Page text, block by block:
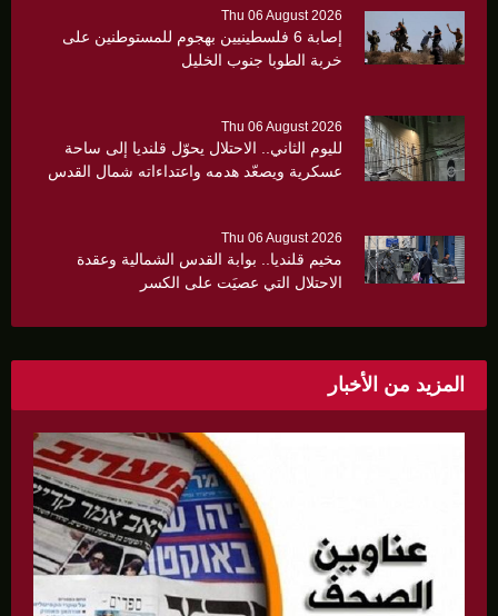
Thu 06 August 2026
إصابة 6 فلسطينيين بهجوم للمستوطنين على
خربة الطوبا جنوب الخليل
Thu 06 August 2026
لليوم الثاني.. الاحتلال يحوّل قلنديا إلى ساحة
عسكرية ويصعّد هدمه واعتداءاته شمال القدس
Thu 06 August 2026
مخيم قلنديا.. بوابة القدس الشمالية وعقدة
الاحتلال التي عصيَت على الكسر
المزيد من الأخبار